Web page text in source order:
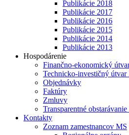
Publikácie 2018
Publikácie 2017
Publikácie 2016
Publikácie 2015
Publikácie 2014
Publikácie 2013
Hospodárenie
Finančno-ekonomický
Technicko-investičný útvar
Objednávky
Faktúry
Zmluvy
Transparentné
Kontakty
Zoznam zamestnancov MS